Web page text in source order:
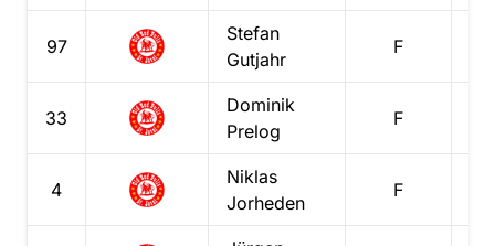
97
Stefan
Gutjahr
F
33
Dominik
Prelog
F
4
Niklas
Jorheden
F